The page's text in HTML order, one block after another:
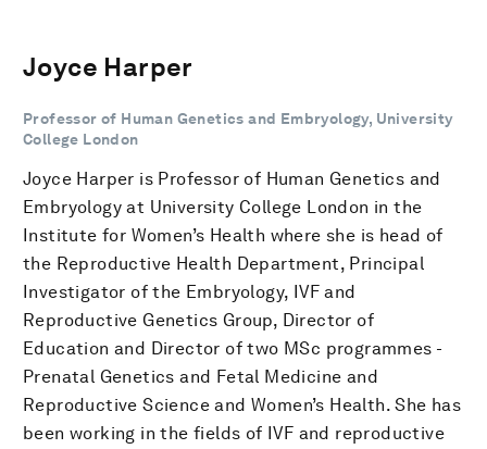
Joyce Harper
Professor of Human Genetics and Embryology, University
College London
Joyce Harper is Professor of Human Genetics and
Embryology at University College London in the
Institute for Women’s Health where she is head of
the Reproductive Health Department, Principal
Investigator of the Embryology, IVF and
Reproductive Genetics Group, Director of
Education and Director of two MSc programmes -
Prenatal Genetics and Fetal Medicine and
Reproductive Science and Women’s Health. She has
been working in the fields of IVF and reproductive